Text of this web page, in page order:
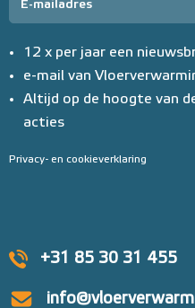
+31 85 30 31 455
12 x per jaar een
e-mail van
Altijd op de hoogte van
acties
Privacy- en cookieverklaring